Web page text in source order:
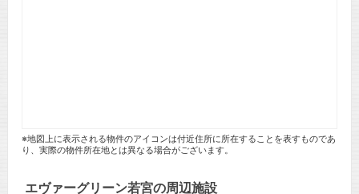
※地図上に表示される物件のアイコンは付近住所に所在することを表すものであ
り、実際の物件所在地とは異なる場合がございます。
エヴァーグリーン若宮の周辺施設